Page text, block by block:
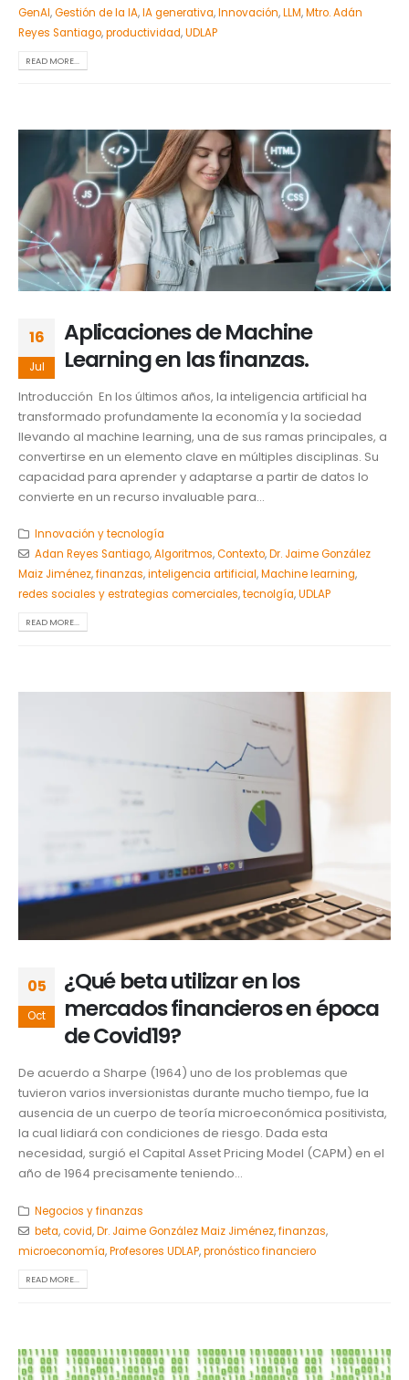
GenAI,Gestión de la IA,IA generativa,Innovación,LLM,Mtro. Adán
Reyes Santiago,productividad,UDLAP
READ MORE...
16
Jul
Aplicaciones de Machine
Learning en las finanzas.
Introducción En los últimos años, la inteligencia artificial ha
transformado profundamente la economía y la sociedad
llevando al machine learning, una de sus ramas principales, a
convertirse en un elemento clave en múltiples disciplinas. Su
capacidad para aprender y adaptarse a partir de datos lo
convierte en un recurso invaluable para...
Innovación y tecnología
Adan Reyes Santiago,Algoritmos,Contexto,Dr. Jaime González
Maiz Jiménez,finanzas,inteligencia artificial,Machine learning,
redes sociales y estrategias comerciales,tecnolgía,UDLAP
READ MORE...
05
Oct
¿Qué beta utilizar en los
mercados financieros en época
de Covid19?
De acuerdo a Sharpe (1964) uno de los problemas que
tuvieron varios inversionistas durante mucho tiempo, fue la
ausencia de un cuerpo de teoría microeconómica positivista,
la cual lidiará con condiciones de riesgo. Dada esta
necesidad, surgió el Capital Asset Pricing Model (CAPM) en el
año de 1964 precisamente teniendo...
Negocios y finanzas
beta,covid,Dr. Jaime González Maiz Jiménez,finanzas,
microeconomía,Profesores UDLAP,pronóstico financiero
READ MORE...